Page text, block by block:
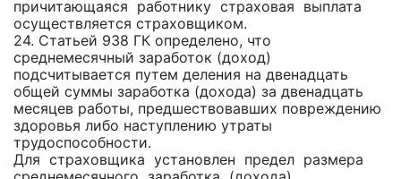
причитающаяся работнику страховая выплата
осуществляется страховщиком.
24. Статьей 938 ГК определено, что
среднемесячный заработок (доход)
подсчитывается путем деления на двенадцать
общей суммы заработка (дохода) за двенадцать
месяцев работы, предшествовавших повреждению
здоровья либо наступлению утраты
трудоспособности.
Для страховщика установлен предел размера